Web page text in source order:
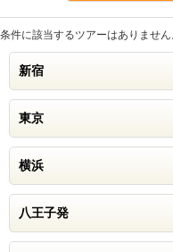
条件に該当するツアーはありません
新宿
東京
横浜
八王子発